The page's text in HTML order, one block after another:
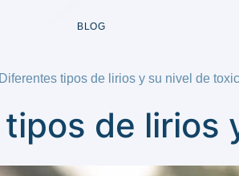
BLOG
Diferentes tipos de lirios y su nivel de
de lirios